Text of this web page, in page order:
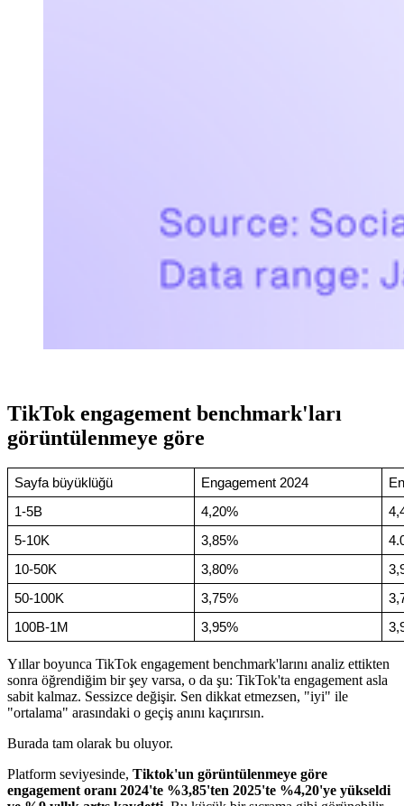
TikTok engagement benchmark'ları
görüntülenmeye göre
Sayfa büyüklüğü Engagement 2024
1-5B
4,20%
5-10K
3,85%
10-50K
3,80%
50-100K
3,75%
100B-1M
3,95%
Yıllar boyunca TikTok engagement benchmark'larını analiz ettikten
sonra öğrendiğim bir şey varsa, o da şu: TikTok'ta engagement asla
sabit kalmaz. Sessizce değişir. Sen dikkat etmezsen, "iyi" ile
"ortalama" arasındaki o geçiş anını kaçırırsın.
Burada tam olarak bu oluyor.
Platform seviyesinde, Tiktok'un görüntülenmeye göre
engagement oranı 2024'te %3,85'ten 2025'te %4,20'ye yükseldi